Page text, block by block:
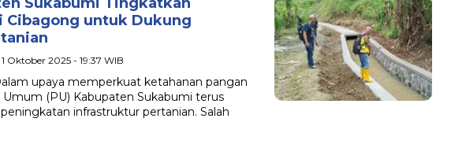
Cibagong untuk Dukung
Oktober 2025 - 19:37 WIB
upaya memperkuat ketahanan pangan
Umum (PU) Kabupaten Sukabumi terus
infrastruktur pertanian. Salah